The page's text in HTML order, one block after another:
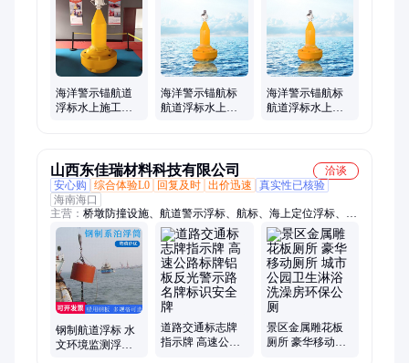
球、塑料水产、海上养殖、管子浮体、水上浮标、组装简单、滚
塑浮圈、浮体滚塑、海洋浮圈、夹管子浮、哪种浮标、拦污浮
体、围栏浮球、圆形浮圈
海洋警示锚航道
浮标水上施工应
海洋警示锚航标
航道浮标水上施
海洋警示锚航标
航道浮标水上施
山西东佳瑞材料科技有限公司
洽谈
安心购
综合体验L0 回复及时 出价迅速
真实性已核验
海南海口
主营： 桥墩防撞设施、航道警示浮标、航标、海上定位浮标、橡
胶护舷、船用靠球、船用下水气囊、钢波纹涵管、航道码头灯桩
灯塔、航道设施、水上浮桥浮筒、钢覆复合材料防撞设施护舷、
橡胶气囊、高分子浮标航标、钢制浮标航标、海洋浮标航标、太
阳能航标浮标、漂浮护舷、浮筒浮漂、铸铁锌钢护栏围栏、金属
钢制波纹涵管、防汛安全井口警示笼、桥梁防撞护舷、桥梁护
栏、不锈钢护栏
钢制航道浮标 水
文环境监测浮筒
道路交通标志牌
指示牌 高速公路
景区金属雕花板
厕所 豪华移动厕